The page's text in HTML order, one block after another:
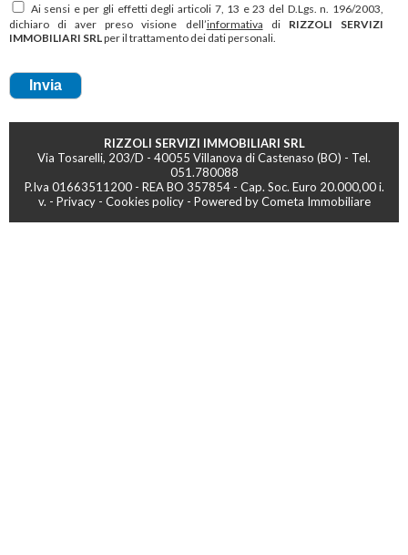
Ai sensi e per gli effetti degli articoli 7, 13 e 23 del D.Lgs. n. 196/2003,
dichiaro di aver preso visione dell’informativa di RIZZOLI SERVIZI
IMMOBILIARI SRLper il trattamento dei dati personali.
RIZZOLI SERVIZI IMMOBILIARI SRL
Via Tosarelli, 203/D - 40055 Villanova di Castenaso (BO) - Tel.
051.780088
P.Iva 01663511200 - REA BO 357854 - Cap. Soc. Euro 20.000,00 i.
v. - Privacy- Cookies policy- Powered by Cometa Immobiliare